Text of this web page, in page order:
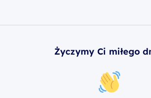
Życzymy Ci miłego